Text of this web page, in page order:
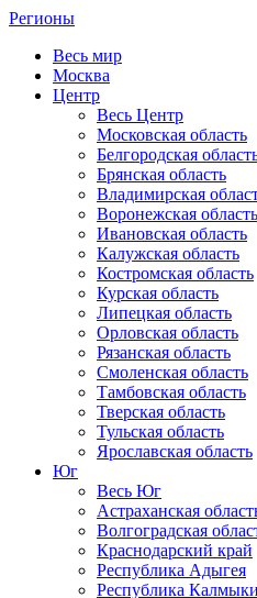
Регионы
Весь мир
Москва
Центр
Весь Центр
Московская область
Белгородская
Брянская область
Владимирская
Воронежская область
Ивановская область
Калужская область
Костромская область
Курская область
Липецкая область
Орловская область
Рязанская область
Смоленская область
Тамбовская область
Тверская область
Тульская область
Ярославская область
Юг
Весь Юг
Астраханская
Волгоградская
Краснодарский край
Республика Адыгея
Республика